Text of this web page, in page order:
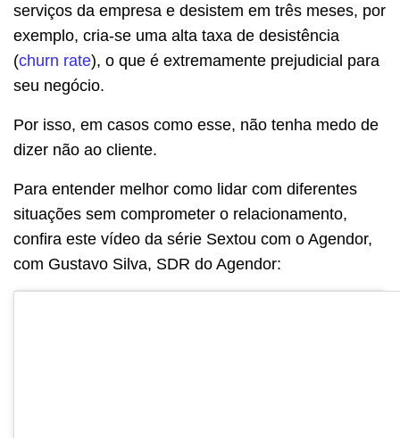
serviços da empresa e desistem em três meses, por
exemplo, cria-se uma alta taxa de desistência
(churn rate), o que é extremamente prejudicial para
seu negócio.
Por isso, em casos como esse, não tenha medo de
dizer não ao cliente.
Para entender melhor como lidar com diferentes
situações sem comprometer o relacionamento,
confira este vídeo da série Sextou com o Agendor,
com Gustavo Silva, SDR do Agendor: